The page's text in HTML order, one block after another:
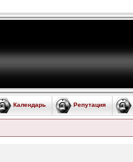
Репутация
Календарь